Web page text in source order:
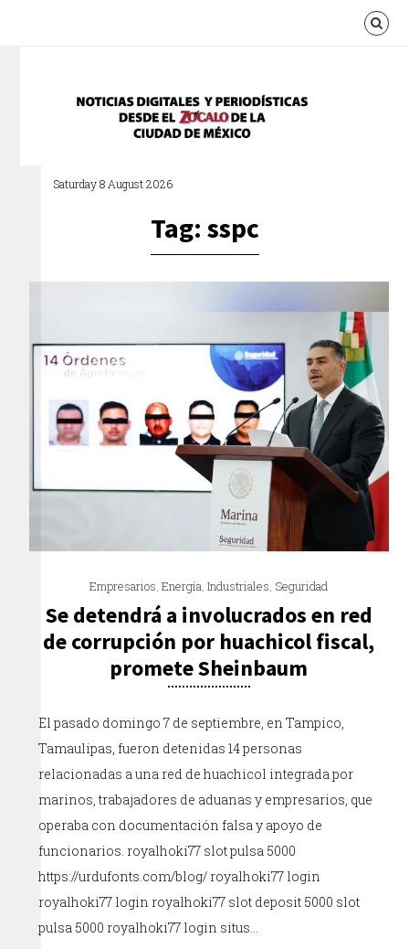
Saturday 8 August 2026
Tag: sspc
Empresarios,Energía,Industriales, Seguridad
Se detendrá a involucrados en red
de corrupción por huachicol fiscal,
promete Sheinbaum
El pasado domingo 7 de septiembre, en Tampico,
Tamaulipas, fueron detenidas 14 personas
relacionadas a una red de huachicol integrada por
marinos, trabajadores de aduanas y empresarios, que
operaba con documentación falsa y apoyo de
funcionarios. royalhoki77 slot pulsa 5000
https://urdufonts.com/blog/ royalhoki77 login
royalhoki77 login royalhoki77 slot deposit 5000 slot
pulsa 5000 royalhoki77 login situs…